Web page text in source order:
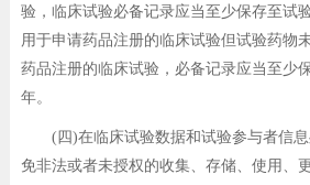
验，临床试验必备记录应当至少保存至试
用于申请药品注册的临床试验但试验药物
药品注册的临床试验，必备记录应当至少
年。
(四)在临床试验数据和试验参与者信息
免非法或者未授权的收集、存储、使用、